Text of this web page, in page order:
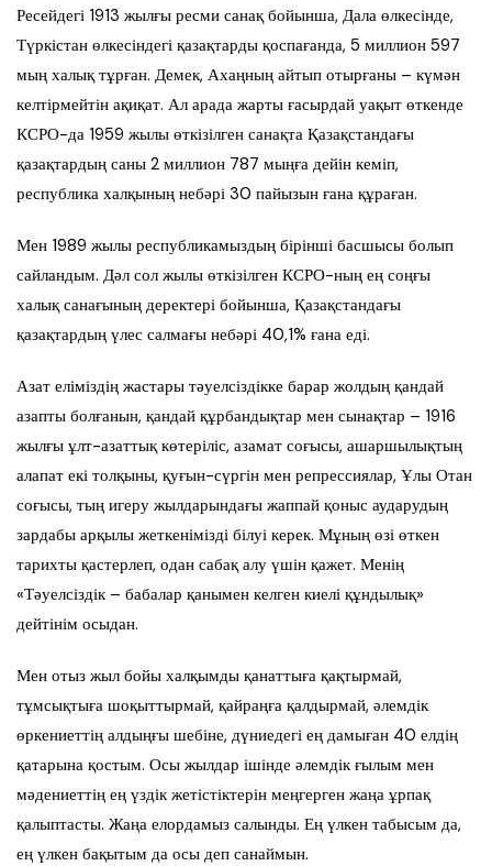
Ресейдегі 1913 жылғы ресми санақ бойынша, Дала өлкесінде,
Түркістан өлкесіндегі қазақтарды қоспағанда, 5 миллион 597
мың халық тұрған. Демек, Ахаңның айтып отырғаны – күмән
келтірмейтін ақиқат. Ал арада жарты ғасырдай уақыт өткенде
КСРО-да 1959 жылы өткізілген санақта Қазақстандағы
қазақтардың саны 2 миллион 787 мыңға дейін кеміп,
республика халқының небәрі 30 пайызын ғана құраған.
Мен 1989 жылы республикамыздың бірінші басшысы болып
сайландым. Дәл сол жылы өткізілген КСРО-ның ең соңғы
халық санағының деректері бойынша, Қазақстандағы
қазақтардың үлес салмағы небәрі 40,1% ғана еді.
Азат еліміздің жастары тәуелсіздікке барар жолдың қандай
азапты болғанын, қандай құрбандықтар мен сынақтар – 1916
жылғы ұлт-азаттық көтеріліс, азамат соғысы, ашаршылықтың
алапат екі толқыны, қуғын-сүргін мен репрессиялар, Ұлы Отан
соғысы, тың игеру жылдарындағы жаппай қоныс аударудың
зардабы арқылы жеткенімізді білуі керек. Мұның өзі өткен
тарихты қастерлеп, одан сабақ алу үшін қажет. Менің
«Тәуелсіздік – бабалар қанымен келген киелі құндылық»
дейтінім осыдан.
Мен отыз жыл бойы халқымды қанаттыға қақтырмай,
тұмсықтыға шоқыттырмай, қайраңға қалдырмай, әлемдік
өркениеттің алдыңғы шебіне, дүниедегі ең дамыған 40 елдің
қатарына қостым. Осы жылдар ішінде әлемдік ғылым мен
мәдениеттің ең үздік жетістіктерін меңгерген жаңа ұрпақ
қалыптасты. Жаңа елордамыз салынды. Ең үлкен табысым да,
ең үлкен бақытым да осы деп санаймын.